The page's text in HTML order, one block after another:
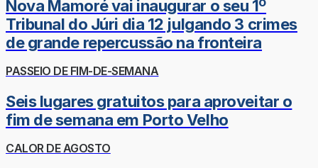
Nova Mamoré vai inaugurar o seu 1º
Tribunal do Júri dia 12 julgando 3 crimes
de grande repercussão na fronteira
PASSEIO DE FIM-DE-SEMANA
Seis lugares gratuitos para aproveitar o
fim de semana em Porto Velho
CALOR DE AGOSTO